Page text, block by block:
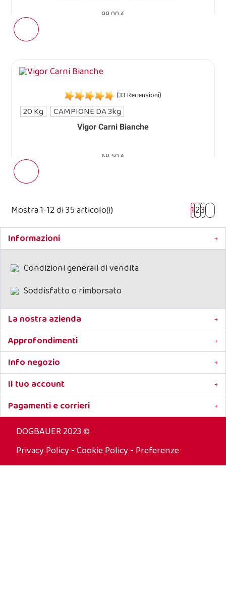
99,00 €
Vigor Carni Bianche
(33 Recensioni)
68,50 €
20 Kg CAMPIONE DA 3kg
Mostra 1-12 di 35 articolo(i) 123
Informazioni
Condizioni generali di vendita
Soddisfatto o rimborsato
La nostra azienda
Approfondimenti
Info negozio
Il tuo account
Pagamenti e corrieri
DOGBAUER 2023 ©
Privacy Policy -Cookie Policy - Preferenze